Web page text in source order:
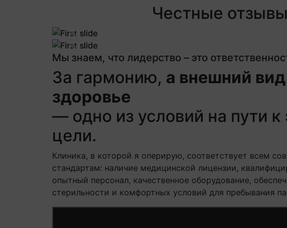
Честные
Previous
Previous
Мы знаем, что лидерство – это
За гармонию, а внешний
здоровье
— одно из условий на пути к
цели.
Клиника, в которой я оперирую, соответствует всем
стандартам: наличие медицинской лицензии,
опытный персонал, качественное оборудование,
стерильности и комфортных условий для пребывания